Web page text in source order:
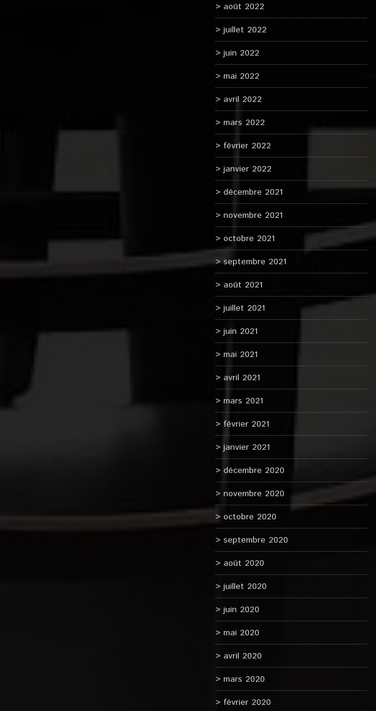
août 2022
juillet 2022
juin 2022
mai 2022
avril 2022
mars 2022
février 2022
janvier 2022
décembre 2021
novembre 2021
octobre 2021
septembre 2021
août 2021
juillet 2021
juin 2021
mai 2021
avril 2021
mars 2021
février 2021
janvier 2021
décembre 2020
novembre 2020
octobre 2020
septembre 2020
août 2020
juillet 2020
juin 2020
mai 2020
avril 2020
mars 2020
février 2020